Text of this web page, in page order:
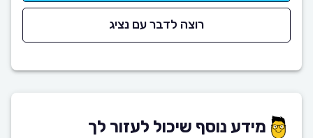
רוצה לדבר עם נציג
מידע נוסף שיכול לעזור לך